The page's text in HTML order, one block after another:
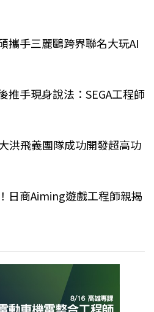
攜手三麗鷗跨界聯名大玩AI
推手現身說法：SEGA工程師
洪飛義團隊成功開發超高功
日商Aiming遊戲工程師親揭